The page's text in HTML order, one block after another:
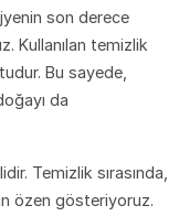
son derece
Kullanılan temizlik
Bu sayede,
da
Temizlik sırasında,
özen gösteriyoruz.